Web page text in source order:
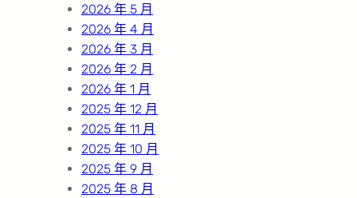
2026 年 5 月
2026 年 4 月
2026 年 3 月
2026 年 2 月
2026 年 1 月
2025 年 12 月
2025 年 11 月
2025 年 10 月
2025 年 9 月
2025 年 8 月